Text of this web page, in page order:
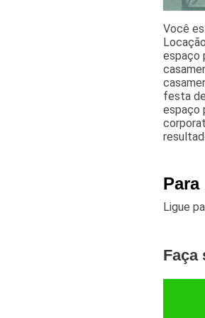
Você
espaço
festa
espaço
Ligue
Faça